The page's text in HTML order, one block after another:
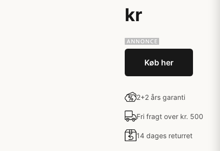
kr
Køb her
2+2 års garanti
Fri fragt over kr. 500
14 dages returret